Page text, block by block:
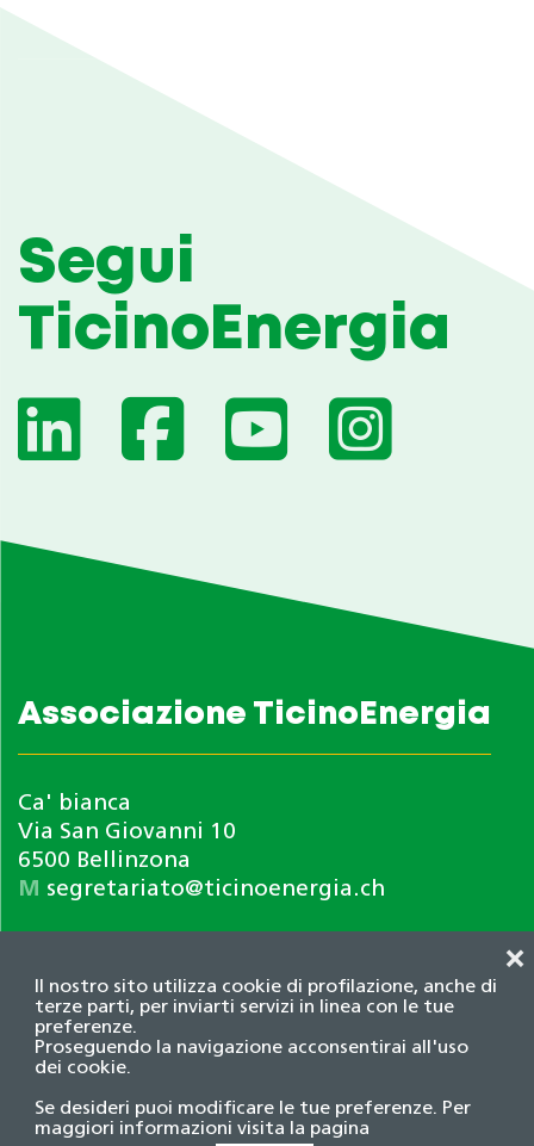
Il nostro sito utilizza cookie di profilazione, anche di
terze parti, per inviarti servizi in linea con le tue
preferenze.
Proseguendo la navigazione acconsentirai all'uso
dei cookie.
Se desideri puoi modificare le tue preferenze. Per
maggiori informazioni visita la pagina
❌
Segui
TicinoEnergia
Associazione TicinoEnergia
Ca' bianca
Via San Giovanni 10
6500 Bellinzona
M segretariato@ticinoenergia.ch
Informativa privacy
© 2026 Associazione TicinoEnergia. Tutti i diritti
riservati.